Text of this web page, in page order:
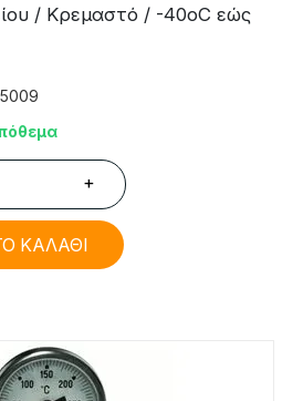
/ Κρεμαστό / -40oC εώς
+
ΚΑΛΑΘΙ